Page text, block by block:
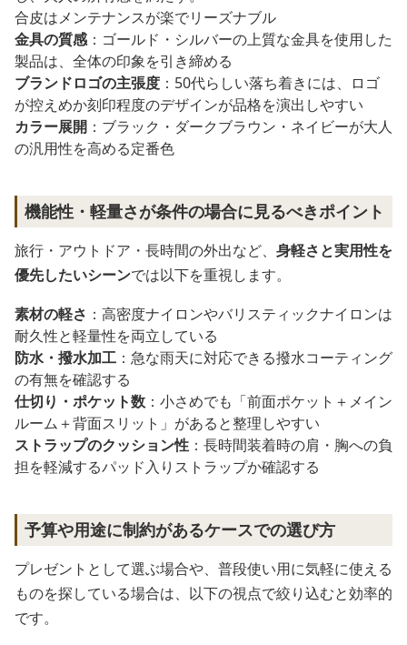
合皮はメンテナンスが楽でリーズナブル
金具の質感：ゴールド・シルバーの上質な金具を使用した
製品は、全体の印象を引き締める
ブランドロゴの主張度 ：50代らしい落ち着きには、ロゴ
が控えめか刻印程度のデザインが品格を演出しやすい
カラー展開 ：ブラック・ダークブラウン・ネイビーが大人
の汎用性を高める定番色
機能性・軽量さが条件の場合に見るべきポイント
旅行・アウトドア・長時間の外出など、 身軽さと実用性を
優先したいシーンでは以下を重視します。
素材の軽さ ：高密度ナイロンやバリスティックナイロンは
耐久性と軽量性を両立している
防水・撥水加工 ：急な雨天に対応できる撥水コーティング
の有無を確認する
仕切り・ポケット数 ：小さめでも「前面ポケット＋メイン
ルーム＋背面スリット」があると整理しやすい
ストラップのクッション性 ：長時間装着時の肩・胸への負
担を軽減するパッド入りストラップか確認する
予算や用途に制約があるケースでの選び方
プレゼントとして選ぶ場合や、普段使い用に気軽に使える
ものを探している場合は、以下の視点で絞り込むと効率的
です。